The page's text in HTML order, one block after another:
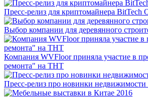
Пресс-релиз для криптомайнера BitTech
Выбор компании для деревянного
Компания WVFloor приняла участие в
ремонта" на ТНТ
Пресс-релиз про новинки